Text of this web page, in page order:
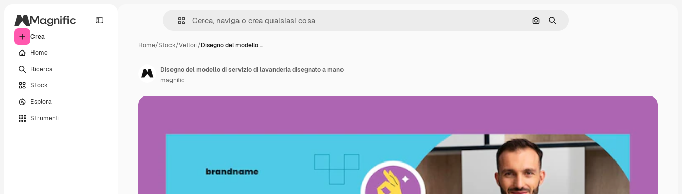
Crea
Home
Ricerca
Stock
Esplora
Strumenti
Cerca per immagine
Ricerca
Home/Stock/Vettori/Disegno del modello …
Disegno del modello di servizio di lavanderia disegnato a mano
magnific